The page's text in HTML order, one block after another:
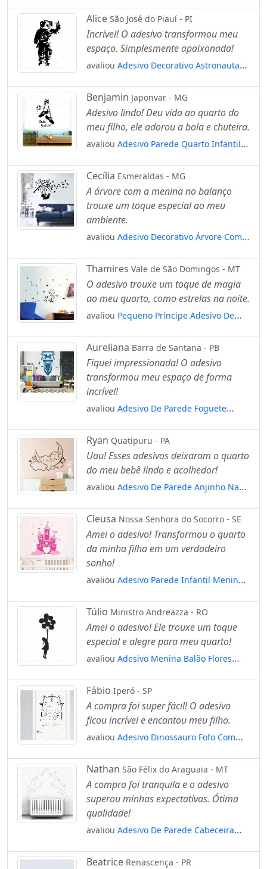
Alice São José do Piauí - PI
Incrível! O adesivo transformou meu
espaço. Simplesmente apaixonada!
avaliou Adesivo Decorativo Astronauta
Benjamin Japonvar - MG
Adesivo lindo! Deu vida ao quarto do
meu filho, ele adorou a bola e chuteira.
avaliou Adesivo Parede Quarto Infantil
Cecília Esmeraldas - MG
A árvore com a menina no balanço
trouxe um toque especial ao meu
ambiente.
avaliou Adesivo Decorativo Árvore Com
Thamires Vale de São Domingos - MT
O adesivo trouxe um toque de magia
ao meu quarto, como estrelas na noite.
avaliou Pequeno Príncipe Adesivo De
Aureliana Barra de Santana - PB
Fiquei impressionada! O adesivo
transformou meu espaço de forma
incrível!
avaliou Adesivo De Parede Foguete
Ryan Quatipuru - PA
Uau! Esses adesivos deixaram o quarto
do meu bebê lindo e acolhedor!
avaliou Adesivo De Parede Anjinho Na
Cleusa Nossa Senhora do Socorro - SE
Amei o adesivo! Transformou o quarto
da minha filha em um verdadeiro
sonho!
avaliou Adesivo Parede Infantil Menina
Túlio Ministro Andreazza - RO
Amei o adesivo! Ele trouxe um toque
especial e alegre para meu quarto!
avaliou Adesivo Menina Balão Flores
Fábio Iperó - SP
A compra foi super fácil! O adesivo
ficou incrível e encantou meu filho.
avaliou Adesivo Dinossauro Fofo Com
Mod:4349
Nathan São Félix do Araguaia - MT
A compra foi tranquila e o adesivo
superou minhas expectativas. Ótima
qualidade!
avaliou Adesivo De Parede Cabeceira
Beatrice Renascença - PR